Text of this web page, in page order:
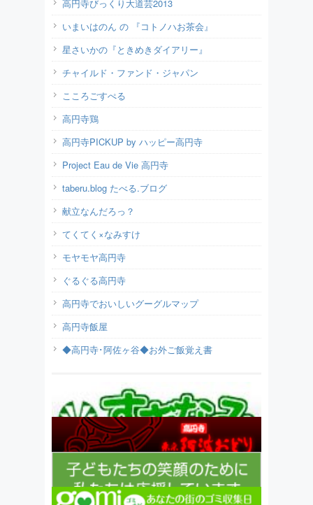
高円寺びっくり大道芸2013
いまいはのん の 『コトノハお茶会』
星さいかの『ときめきダイアリー』
チャイルド・ファンド・ジャパン
こころごすぺる
高円寺鶏
高円寺PICKUP by ハッピー高円寺
Project Eau de Vie 高円寺
taberu.blog たべる.ブログ
献立なんだろっ？
てくてく×なみすけ
モヤモヤ高円寺
ぐるぐる高円寺
高円寺でおいしいグーグルマップ
高円寺飯屋
◆高円寺･阿佐ヶ谷◆お外ご飯覚え書